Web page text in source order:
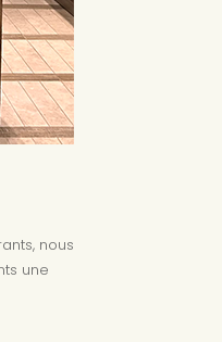
nous
une